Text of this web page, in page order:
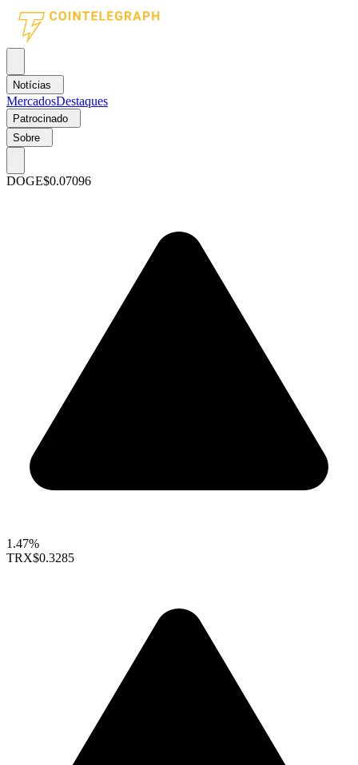
Notícias
MercadosDestaques
Patrocinado
Sobre
DOGE$0.07096
1.47%
TRX$0.3285